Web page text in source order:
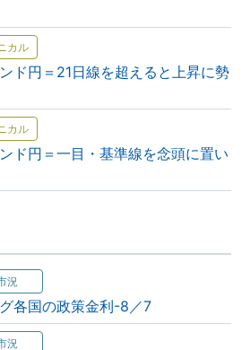
ド円＝21日線を超えると上昇に勢
ド円＝一目・基準線を念頭に置い
各国の政策金利-8／7